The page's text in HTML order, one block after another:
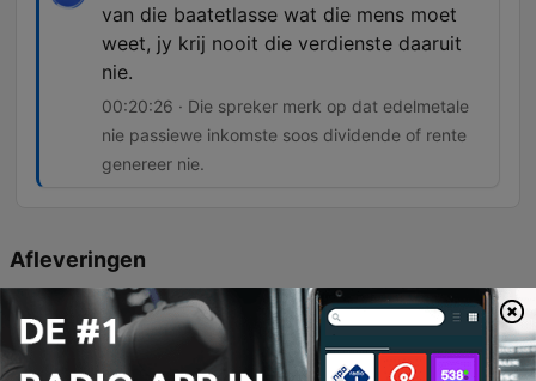
van die baatetlasse wat die mens moet
weet, jy krij nooit die verdienste daaruit
nie.
00:20:26 · Die spreker merk op dat edelmetale
nie passiewe inkomste soos dividende of rente
genereer nie.
Afleveringen
15747 Kenners antwoord luisteraarsvrae